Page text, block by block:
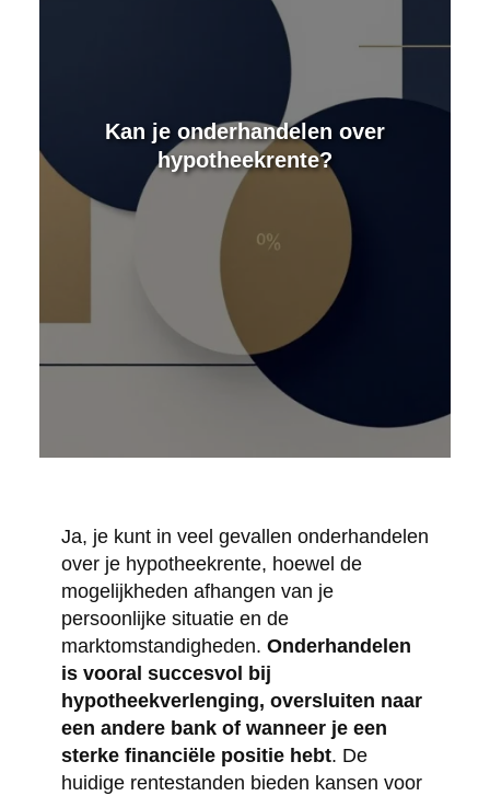
Kan je onderhandelen over
hypotheekrente?
Ja, je kunt in veel gevallen onderhandelen
over je hypotheekrente, hoewel de
mogelijkheden afhangen van je
persoonlijke situatie en de
marktomstandigheden. Onderhandelen
is vooral succesvol bij
hypotheekverlenging, oversluiten naar
een andere bank of wanneer je een
sterke financiële positie hebt. De
huidige rentestanden bieden kansen voor